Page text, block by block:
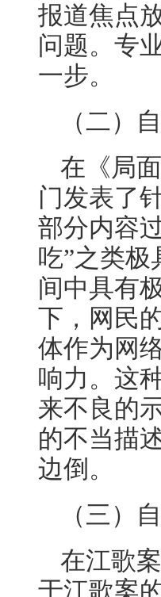
报道焦点
问题。专
一步。
（二）
在《局
门发表了
部分内容
吃”之类
间中具有
下，网民
体作为网
响力。这
来不良的
的不当描
边倒。
（三）
在江歌
于江歌案